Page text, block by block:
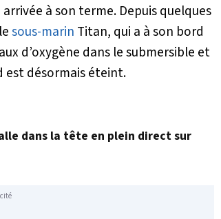
à son terme. Depuis quelques
sous-marin Titan, qui a à son bord
d’oxygène dans le submersible et
est désormais éteint.
dans la tête en plein direct sur